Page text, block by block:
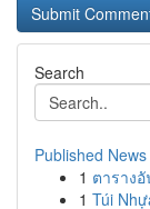
Search
Published News
1 ตาราง
1 Túi